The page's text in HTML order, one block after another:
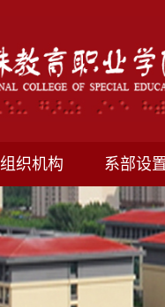
组织机构 系部设